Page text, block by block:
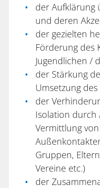
der Aufklärung
und deren
der gezielten
Förderung des
Jugendlichen /
der Stärkung
Umsetzung
der
Isolation durch
Vermittlung
Gruppen,
Vereine etc.)
der